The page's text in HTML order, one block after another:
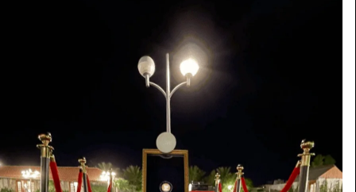
creative booth ( cheeze ksa )
0.0 (0)